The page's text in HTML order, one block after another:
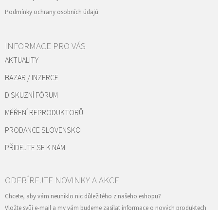
Podmínky ochrany osobních údajů
INFORMACE PRO VÁS
AKTUALITY
BAZAR / INZERCE
DISKUZNÍ FÓRUM
MĚŘENÍ REPRODUKTORŮ
PRODANCE SLOVENSKO
PŘIDEJTE SE K NÁM